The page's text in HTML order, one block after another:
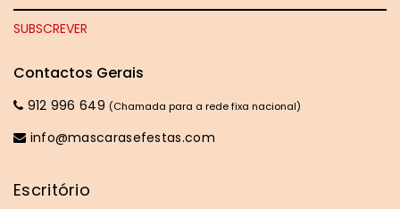
Contactos Gerais
912 996 649 (Chamada para a rede fixa nacional)
info@mascarasefestas.com
Escritório